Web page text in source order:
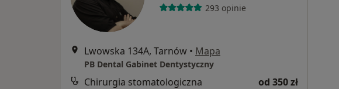
293 opinie
Lwowska 134A, Tarnów • Mapa
PB Dental Gabinet Dentystyczny
Chirurgia stomatologiczna od 350 zł